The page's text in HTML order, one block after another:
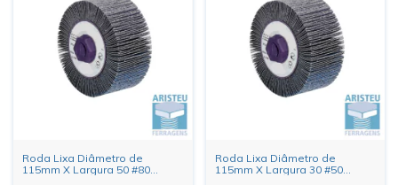
Roda Lixa Diâmetro de
115mm X Largura 50 #80
Roda Lixa Diâmetro de
115mm X Largura 30 #50